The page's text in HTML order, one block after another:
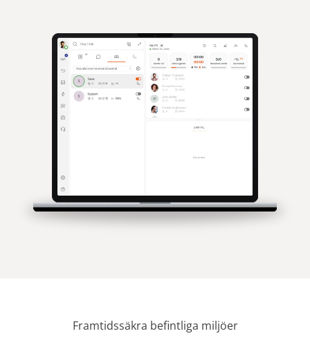
Framtidssäkra befintliga miljöer